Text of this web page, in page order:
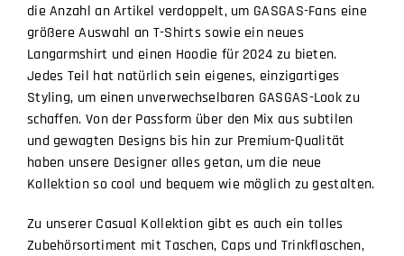
die Anzahl an Artikel verdoppelt, um GASGAS-Fans eine
größere Auswahl an T-Shirts sowie ein neues
Langarmshirt und einen Hoodie für 2024 zu bieten.
Jedes Teil hat natürlich sein eigenes, einzigartiges
Styling, um einen unverwechselbaren GASGAS-Look zu
schaffen. Von der Passform über den Mix aus subtilen
und gewagten Designs bis hin zur Premium-Qualität
haben unsere Designer alles getan, um die neue
Kollektion so cool und bequem wie möglich zu gestalten.
Zu unserer Casual Kollektion gibt es auch ein tolles
Zubehörsortiment mit Taschen, Caps und Trinkflaschen,